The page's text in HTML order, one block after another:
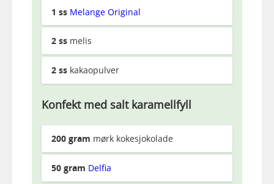
1 ss Melange Original
2 ss melis
2 ss kakaopulver
Konfekt med salt karamellfyll
200 gram mørk kokesjokolade
50 gram Delfia